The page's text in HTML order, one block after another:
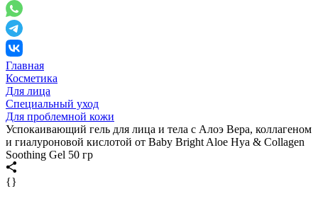
Главная
Косметика
Для лица
Специальный уход
Для проблемной кожи
Успокаивающий гель для лица и тела с Алоэ Вера, коллагеном
и гиалуроновой кислотой от Baby Bright Aloe Hya & Collagen
Soothing Gel 50 гр
{}